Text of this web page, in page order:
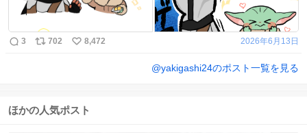
3 702 8,472 2026年6月13日
@yakigashi24のポスト一覧を見る
ほかの人気ポスト